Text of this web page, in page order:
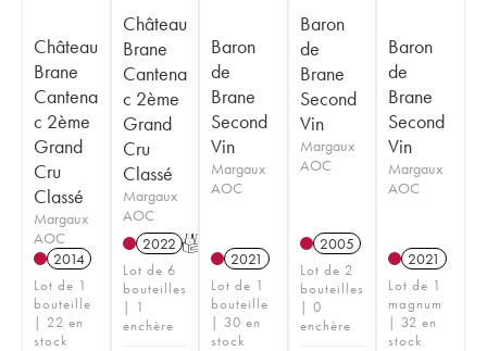
Château
Brane
Cantena
c 2ème
Grand
Cru
Classé
Margaux
AOC
2014
Lot de 1
bouteille
| 22 en
stock
Château
Brane
Cantena
c 2ème
Grand
Cru
Classé
Margaux
AOC
2022 T
Lot de 6
bouteilles
| 1
enchère
Baron
de
Brane
Second
Vin
Margaux
AOC
2021
Lot de 1
bouteille
| 30 en
stock
Baron
de
Brane
Second
Vin
Margaux
AOC
2005
Lot de 2
bouteilles
| 0
enchère
Baron
de
Brane
Second
Vin
Margaux
AOC
2021
Lot de 1
magnum
| 32 en
stock